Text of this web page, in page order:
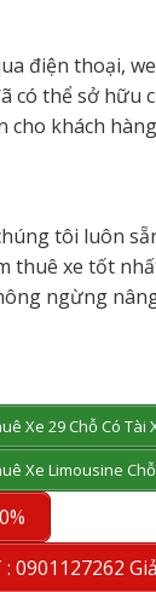
điện thoại,
có thể sở hữu
khách
tôi luôn
thuê xe tốt
ngừng
Xe 29 Chỗ Có Tài
Xe Limousine